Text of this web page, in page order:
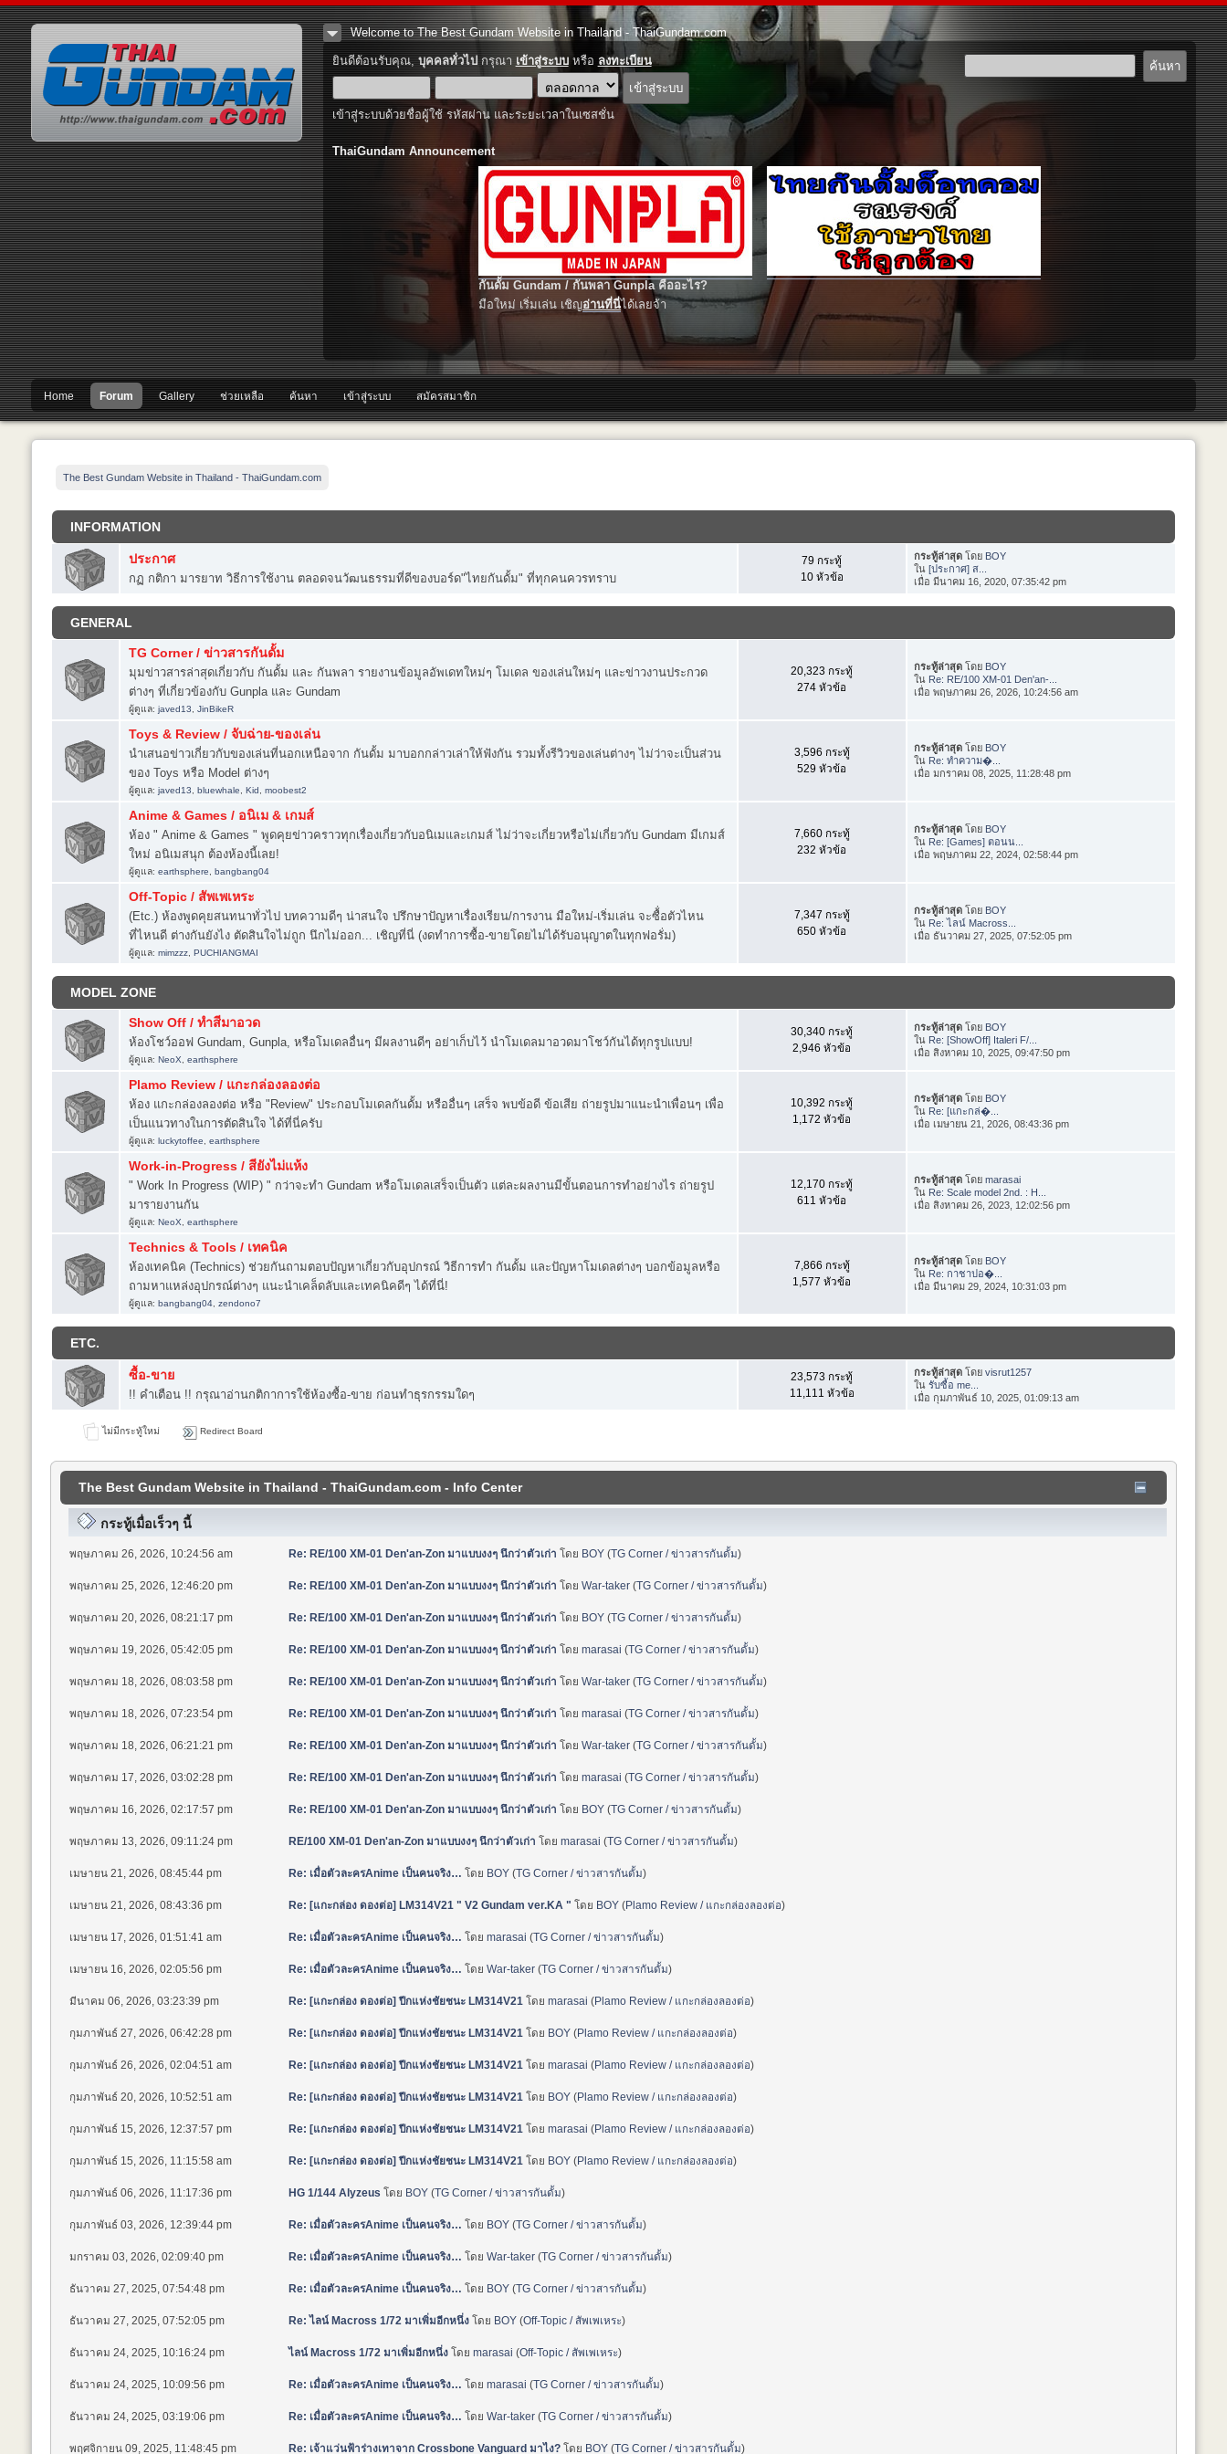
Welcome to The Best Gundam Website in Thailand - ThaiGundam.com
ยินดีต้อนรับคุณ, บุคคลทั่วไปกรุณา เข้าสู่ระบบหรือ ลงทะเบียน
เข้าสู่ระบบด้วยชื่อผู้ใช้ รหัสผ่าน และระยะเวลาในเซสชั่น
ThaiGundam Announcement
กันดั้ม Gundam / กันพลา Gunpla คืออะไร?
มือใหม่ เริ่มเล่น เชิญอ่านที่นี่ได้เลยจ้า
Home Forum Gallery ช่วยเหลือ ค้นหา เข้าสู่ระบบ สมัครสมาชิก
The Best Gundam Website in Thailand - ThaiGundam.com
INFORMATION
ประกาศ
กฏ กติกา มารยาท วิธีการใช้งาน ตลอดจนวัฒนธรรมที่ดีของบอร์ด"ไทยกันดั้ม" ที่ทุกคนควรทราบ
79 กระทู้
10 หัวข้อ
กระทู้ล่าสุด โดย BOY
ใน[ประกาศ] ส...
เมื่อ มีนาคม 16, 2020, 07:35:42 pm
GENERAL
TG Corner / ข่าวสารกันดั้ม
มุมข่าวสารล่าสุดเกี่ยวกับ กันดั้ม และ กันพลา รายงานข้อมูลอัพเดทใหม่ๆ โมเดล ของเล่นใหม่ๆ และข่าวงานประกวด
ต่างๆ ที่เกี่ยวข้องกับ Gunpla และ Gundam
ผู้ดูแล: javed13 JinBikeR
20,323 กระทู้
274 หัวข้อ
กระทู้ล่าสุด โดย BOY
ใน Re: RE/100 XM-01 Den'an-...
เมื่อ พฤษภาคม 26, 2026, 10:24:56 am
Toys & Review / จับฉ่าย-ของเล่น
นำเสนอข่าวเกี่ยวกับของเล่นที่นอกเหนือจาก กันดั้ม มาบอกกล่าวเล่าให้ฟังกัน รวมทั้งรีวิวของเล่นต่างๆ ไม่ว่าจะเป็นส่วน
ของ Toys หรือ Model ต่างๆ
ผู้ดูแล: javed13 bluewhale Kid moobest2
3,596 กระทู้
529 หัวข้อ
กระทู้ล่าสุด โดย BOY
ใน Re: ทำความ�...
เมื่อ มกราคม 08, 2025, 11:28:48 pm
Anime & Games / อนิเม & เกมส์
ห้อง " Anime & Games " พูดคุยข่าวคราวทุกเรื่องเกี่ยวกับอนิเมและเกมส์ ไม่ว่าจะเกี่ยวหรือไม่เกี่ยวกับ Gundam มีเกมส์
ใหม่ อนิเมสนุก ต้องห้องนี้เลย!
ผู้ดูแล: earthsphere bangbang04
7,660 กระทู้
232 หัวข้อ
กระทู้ล่าสุด โดย BOY
ใน Re: [Games] ตอนน...
เมื่อ พฤษภาคม 22, 2024, 02:58:44 pm
Off-Topic / สัพเพเหระ
(Etc.) ห้องพูดคุยสนทนาทั่วไป บทความดีๆ น่าสนใจ ปรึกษาปัญหาเรื่องเรียน/การงาน มือใหม่-เริ่มเล่น จะซื้่อตัวไหน
ที่ไหนดี ต่างกันยังไง ตัดสินใจไม่ถูก นึกไม่ออก... เชิญที่นี่ (งดทำการซื้อ-ขายโดยไม่ได้รับอนุญาตในทุกฟอรั่ม)
ผู้ดูแล: mimzzz, PUCHIANGMAI
7,347 กระทู้
650 หัวข้อ
กระทู้ล่าสุด โดย BOY
ใน Re: ไลน์ Macross...
เมื่อ ธันวาคม 27, 2025, 07:52:05 pm
MODEL ZONE
Show Off / ทำสีมาอวด
ห้องโชว์ออฟ Gundam, Gunpla, หรือโมเดลอื่นๆ มีผลงานดีๆ อย่าเก็บไว้ นำโมเดลมาอวดมาโชว์กันได้ทุกรูปแบบ!
ผู้ดูแล: NeoX earthsphere
30,340 กระทู้
2,946 หัวข้อ
กระทู้ล่าสุด โดย BOY
ใน Re: [ShowOff] Italeri F/...
เมื่อ สิงหาคม 10, 2025, 09:47:50 pm
Plamo Review / แกะกล่องลองต่อ
ห้อง แกะกล่องลองต่อ หรือ "Review" ประกอบโมเดลกันดั้ม หรืออื่นๆ เสร็จ พบข้อดี ข้อเสีย ถ่ายรูปมาแนะนำเพื่อนๆ เพื่อ
เป็นแนวทางในการตัดสินใจ ได้ที่นี่ครับ
ผู้ดูแล: luckytoffee earthsphere
10,392 กระทู้
1,172 หัวข้อ
กระทู้ล่าสุด โดย BOY
ใน Re: [แกะกล่�...
เมื่อ เมษายน 21, 2026, 08:43:36 pm
Work-in-Progress / สียังไม่แห้ง
" Work In Progress (WIP) " กว่าจะทำ Gundam หรือโมเดลเสร็จเป็นตัว แต่ละผลงานมีขั้นตอนการทำอย่างไร ถ่ายรูป
มารายงานกัน
ผู้ดูแล: NeoX earthsphere
12,170 กระทู้
611 หัวข้อ
กระทู้ล่าสุด โดยmarasai
ใน Re: Scale model 2nd. : H...
เมื่อ สิงหาคม 26, 2023, 12:02:56 pm
Technics & Tools / เทคนิค
ห้องเทคนิค (Technics) ช่วยกันถามตอบปัญหาเกี่ยวกับอุปกรณ์ วิธีการทำ กันดั้ม และปัญหาโมเดลต่างๆ บอกข้อมูลหรือ
ถามหาแหล่งอุปกรณ์ต่างๆ แนะนำเคล็ดลับและเทคนิคดีๆ ได้ที่นี่!
ผู้ดูแล: bangbang04, zendono7
7,866 กระทู้
1,577 หัวข้อ
กระทู้ล่าสุด โดย BOY
ใน Re: กาชาปอ�...
เมื่อ มีนาคม 29, 2024, 10:31:03 pm
ETC.
ซื้อ-ขาย
!! คำเตือน !! กรุณาอ่านกติกาการใช้ห้องซื้อ-ขาย ก่อนทำธุรกรรมใดๆ
23,573 กระทู้
11,111 หัวข้อ
กระทู้ล่าสุด โดยvisrut1257
ในรับซื้อ me...
เมื่อ กุมภาพันธ์ 10, 2025, 01:09:13 am
ไม่มีกระทู้ใหม่ Redirect Board
The Best Gundam Website in Thailand - ThaiGundam.com - Info Center
กระทู้เมื่อเร็วๆ นี้
Re: RE/100 XM-01 Den'an-Zon มาแบบงงๆ นึกว่าตัวเก่า โดย BOY (TG Corner / ข่าวสารกันดั้ม)
พฤษภาคม 26, 2026, 10:24:56 am
Re: RE/100 XM-01 Den'an-Zon มาแบบงงๆ นึกว่าตัวเก่า โดยWar-taker (TG Corner / ข่าวสารกันดั้ม)
พฤษภาคม 25, 2026, 12:46:20 pm
Re: RE/100 XM-01 Den'an-Zon มาแบบงงๆ นึกว่าตัวเก่า โดย BOY (TG Corner / ข่าวสารกันดั้ม)
พฤษภาคม 20, 2026, 08:21:17 pm
Re: RE/100 XM-01 Den'an-Zon มาแบบงงๆ นึกว่าตัวเก่า โดยmarasai (TG Corner / ข่าวสารกันดั้ม)
พฤษภาคม 19, 2026, 05:42:05 pm
Re: RE/100 XM-01 Den'an-Zon มาแบบงงๆ นึกว่าตัวเก่า โดยWar-taker (TG Corner / ข่าวสารกันดั้ม)
พฤษภาคม 18, 2026, 08:03:58 pm
Re: RE/100 XM-01 Den'an-Zon มาแบบงงๆ นึกว่าตัวเก่า โดยmarasai (TG Corner / ข่าวสารกันดั้ม)
พฤษภาคม 18, 2026, 07:23:54 pm
Re: RE/100 XM-01 Den'an-Zon มาแบบงงๆ นึกว่าตัวเก่า โดยWar-taker (TG Corner / ข่าวสารกันดั้ม)
พฤษภาคม 18, 2026, 06:21:21 pm
Re: RE/100 XM-01 Den'an-Zon มาแบบงงๆ นึกว่าตัวเก่า โดยmarasai (TG Corner / ข่าวสารกันดั้ม)
พฤษภาคม 17, 2026, 03:02:28 pm
Re: RE/100 XM-01 Den'an-Zon มาแบบงงๆ นึกว่าตัวเก่า โดย BOY (TG Corner / ข่าวสารกันดั้ม)
พฤษภาคม 16, 2026, 02:17:57 pm
RE/100 XM-01 Den'an-Zon มาแบบงงๆ นึกว่าตัวเก่า โดยmarasai (TG Corner / ข่าวสารกันดั้ม)
พฤษภาคม 13, 2026, 09:11:24 pm
Re: เมื่อตัวละครAnime เป็นคนจริง… โดย BOY (TG Corner / ข่าวสารกันดั้ม)
เมษายน 21, 2026, 08:45:44 pm
Re: [แกะกล่อง ดองต่อ] LM314V21 " V2 Gundam ver.KA "โดย BOY (Plamo Review / แกะกล่องลองต่อ)
เมษายน 21, 2026, 08:43:36 pm
Re: เมื่อตัวละครAnime เป็นคนจริง… โดยmarasai (TG Corner / ข่าวสารกันดั้ม)
เมษายน 17, 2026, 01:51:41 am
Re: เมื่อตัวละครAnime เป็นคนจริง… โดยWar-taker (TG Corner / ข่าวสารกันดั้ม)
เมษายน 16, 2026, 02:05:56 pm
Re: [แกะกล่อง ดองต่อ] ปีกแห่งชัยชนะ LM314V21โดยmarasai (Plamo Review / แกะกล่องลองต่อ)
มีนาคม 06, 2026, 03:23:39 pm
Re: [แกะกล่อง ดองต่อ] ปีกแห่งชัยชนะ LM314V21โดย BOY (Plamo Review / แกะกล่องลองต่อ)
กุมภาพันธ์ 27, 2026, 06:42:28 pm
Re: [แกะกล่อง ดองต่อ] ปีกแห่งชัยชนะ LM314V21โดยmarasai (Plamo Review / แกะกล่องลองต่อ)
กุมภาพันธ์ 26, 2026, 02:04:51 am
Re: [แกะกล่อง ดองต่อ] ปีกแห่งชัยชนะ LM314V21โดย BOY (Plamo Review / แกะกล่องลองต่อ)
กุมภาพันธ์ 20, 2026, 10:52:51 am
Re: [แกะกล่อง ดองต่อ] ปีกแห่งชัยชนะ LM314V21โดยmarasai (Plamo Review / แกะกล่องลองต่อ)
กุมภาพันธ์ 15, 2026, 12:37:57 pm
Re: [แกะกล่อง ดองต่อ] ปีกแห่งชัยชนะ LM314V21โดย BOY (Plamo Review / แกะกล่องลองต่อ)
กุมภาพันธ์ 15, 2026, 11:15:58 am
HG 1/144 Alyzeus โดย BOY (TG Corner / ข่าวสารกันดั้ม)
กุมภาพันธ์ 06, 2026, 11:17:36 pm
Re: เมื่อตัวละครAnime เป็นคนจริง… โดย BOY (TG Corner / ข่าวสารกันดั้ม)
กุมภาพันธ์ 03, 2026, 12:39:44 pm
Re: เมื่อตัวละครAnime เป็นคนจริง… โดยWar-taker (TG Corner / ข่าวสารกันดั้ม)
มกราคม 03, 2026, 02:09:40 pm
Re: เมื่อตัวละครAnime เป็นคนจริง… โดย BOY (TG Corner / ข่าวสารกันดั้ม)
ธันวาคม 27, 2025, 07:54:48 pm
Re: ไลน์ Macross 1/72 มาเพิ่มอีกหนึ่ง โดย BOY (Off-Topic / สัพเพเหระ)
ธันวาคม 27, 2025, 07:52:05 pm
ไลน์ Macross 1/72 มาเพิ่มอีกหนึ่ง โดยmarasai (Off-Topic / สัพเพเหระ)
ธันวาคม 24, 2025, 10:16:24 pm
Re: เมื่อตัวละครAnime เป็นคนจริง… โดยmarasai (TG Corner / ข่าวสารกันดั้ม)
ธันวาคม 24, 2025, 10:09:56 pm
Re: เมื่อตัวละครAnime เป็นคนจริง… โดยWar-taker (TG Corner / ข่าวสารกันดั้ม)
ธันวาคม 24, 2025, 03:19:06 pm
Re: เจ้าแว่นฟ้าร่างเทาจาก Crossbone Vanguard มาไง? โดย BOY (TG Corner / ข่าวสารกันดั้ม)
พฤศจิกายน 09, 2025, 11:48:45 pm